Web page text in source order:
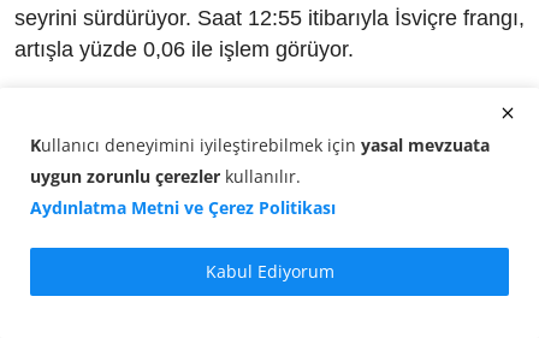
seyrini sürdürüyor. Saat 12:55 itibarıyla İsviçre frangı,
artışla yüzde 0,06 ile işlem görüyor.
Bu saatlerde döviz piyasasında:
Frank alış fiyatı: 58,4127 TL
Frank satış fiyatı:58,4434 TL
Güncel Frank Karşılıkları (27 Mayıs
Kullanıcı deneyimini iyileştirebilmek için yasal mevzuata
uygun zorunlu çerezler kullanılır.
Aydınlatma Metni ve Çerez Politikası
Kabul Ediyorum